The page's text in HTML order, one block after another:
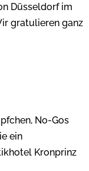
Düsseldorf im
gratulieren ganz
No-Gos
ein
Kronprinz